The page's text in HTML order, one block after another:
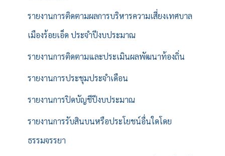
รายงานการติดตามผลการบริหารความเสี่ยงเทศบาล
เมืองร้อยเอ็ด ประจำปีงบประมาณ
รายงานการติดตามและประเมินผลพัฒนาท้องถิ่น
รายงานการประชุมประจำเดือน
รายงานการปิดบัญชีปีงบประมาณ
รายงานการรับสินบนหรือประโยชน์อื่นใดโดย
ธรรมจรรยา